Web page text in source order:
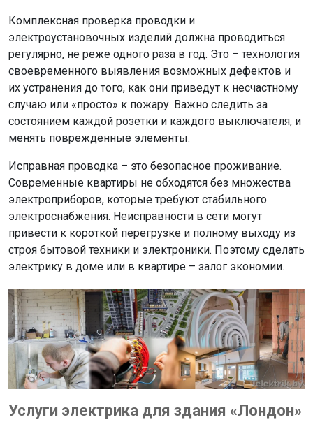
Комплексная проверка проводки и
электроустановочных изделий должна проводиться
регулярно, не реже одного раза в год. Это – технология
своевременного выявления возможных дефектов и
их устранения до того, как они приведут к несчастному
случаю или «просто» к пожару. Важно следить за
состоянием каждой розетки и каждого выключателя, и
менять поврежденные элементы.
Исправная проводка – это безопасное проживание.
Современные квартиры не обходятся без множества
электроприборов, которые требуют стабильного
электроснабжения. Неисправности в сети могут
привести к короткой перегрузке и полному выходу из
строя бытовой техники и электроники. Поэтому сделать
электрику в доме или в квартире – залог экономии.
Услуги электрика для здания «Лондон»